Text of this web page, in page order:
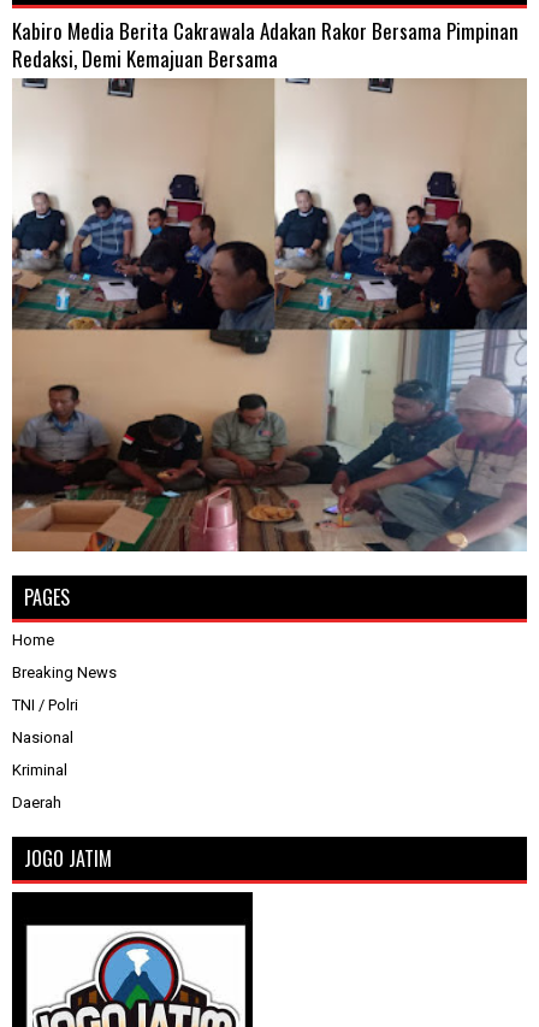
Kabiro Media Berita Cakrawala Adakan Rakor Bersama Pimpinan
Redaksi, Demi Kemajuan Bersama
PAGES
Home
Breaking News
TNI / Polri
Nasional
Kriminal
Daerah
JOGO JATIM